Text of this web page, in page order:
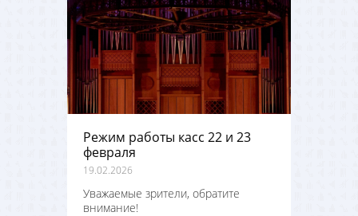
Режим работы касс 22 и 23
февраля
19.02.2026
Уважаемые зрители, обратите
внимание!